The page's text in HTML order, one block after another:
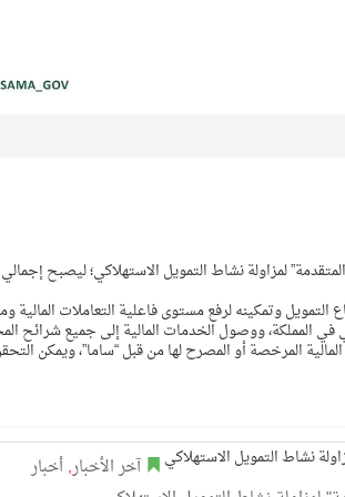
لمزاولة نشاط التمويل الاستهلاكي؛ ليصبح
وتمكينه لرفع مستوى فاعلية التعاملات المالية
في المملكة، ووصول الخدمات المالية إلى جميع شرائح
المرخصة أو المصرح لها من قبل “ساما”، ويمكن
آخر الأخبار,أخبار